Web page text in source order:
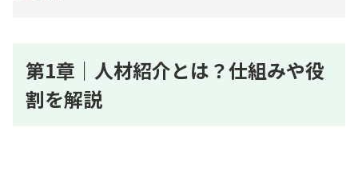
第1章｜人材紹介とは？仕組みや役
割を解説